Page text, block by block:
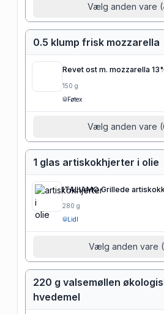
Vælg anden vare
0.5 klump frisk mozzarella
Revet ost m. mozzarella
150 g
Føtex
Vælg anden vare
1 glas artiskokhjerter i olie
ITALIAMO Grillede
280 g
Lidl
Vælg anden vare
220 g valsemøllen
hvedemel